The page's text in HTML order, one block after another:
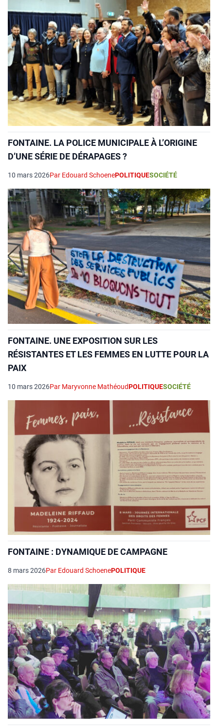
FONTAINE. LA POLICE MUNICIPALE À L’ORIGINE
D’UNE SÉRIE DE DÉRAPAGES ?
10 mars 2026Par Edouard SchoenePOLITIQUESOCIÉTÉ
FONTAINE. UNE EXPOSITION SUR LES
RÉSISTANTES ET LES FEMMES EN LUTTE POUR LA
PAIX
10 mars 2026Par Maryvonne MathéoudPOLITIQUESOCIÉTÉ
FONTAINE : DYNAMIQUE DE CAMPAGNE
8 mars 2026Par Edouard SchoenePOLITIQUE